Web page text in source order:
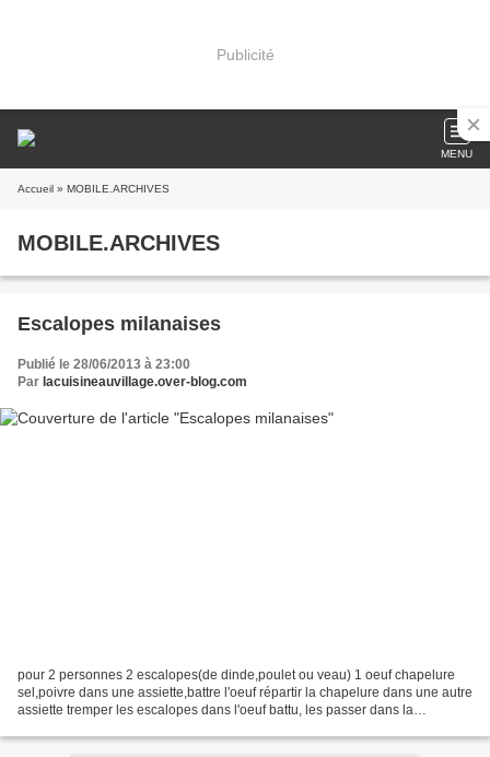
Publicité
MENU
Accueil » MOBILE.ARCHIVES
MOBILE.ARCHIVES
Escalopes milanaises
Publié le 28/06/2013 à 23:00
Par lacuisineauvillage.over-blog.com
pour 2 personnes 2 escalopes(de dinde,poulet ou veau) 1 oeuf chapelure
sel,poivre dans une assiette,battre l'oeuf répartir la chapelure dans une autre
assiette tremper les escalopes dans l'oeuf battu, les passer dans la